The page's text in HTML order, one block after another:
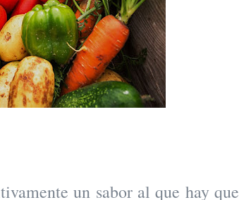
un sabor al que hay que